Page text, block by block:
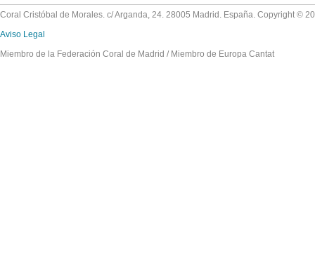
Coral Cristóbal de Morales. c/ Arganda, 24. 28005 Madrid. España. Copyright ©
Aviso Legal
Miembro de la Federación Coral de Madrid / Miembro de Europa Cantat